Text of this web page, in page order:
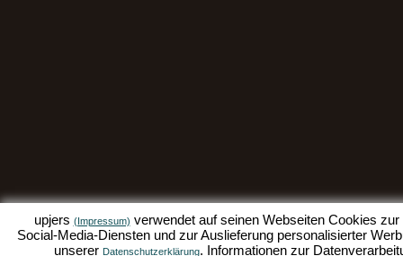
upjers (Impressum) verwendet auf seinen Webseiten Cookies
Social-Media-Diensten und zur Auslieferung personalisierter
unserer Datenschutzerklärung. Informationen zur